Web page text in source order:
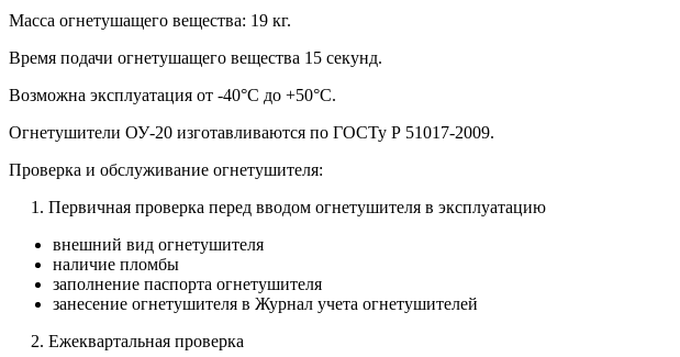
Масса огнетушащего вещества: 19 кг.
Время подачи огнетушащего вещества 15 секунд.
Возможна эксплуатация от -40°C до +50°C.
Огнетушители ОУ-20 изготавливаются по ГОСТу Р 51017-2009.
Проверка и обслуживание огнетушителя:
1. Первичная проверка перед вводом огнетушителя в эксплуатацию
внешний вид огнетушителя
наличие пломбы
заполнение паспорта огнетушителя
занесение огнетушителя в Журнал учета огнетушителей
2. Ежеквартальная проверка